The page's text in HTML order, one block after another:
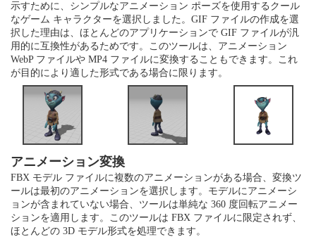
示すために、シンプルなアニメーション ポーズを使用するクール
なゲーム キャラクターを選択しました。GIF ファイルの作成を選
択した理由は、ほとんどのアプリケーションで GIF ファイルが汎
用的に互換性があるためです。このツールは、アニメーション
WebP ファイルや MP4 ファイルに変換することもできます。これ
が目的により適した形式である場合に限ります。
アニメーション変換
FBX モデル ファイルに複数のアニメーションがある場合、変換ツ
ールは最初のアニメーションを選択します。モデルにアニメーシ
ョンが含まれていない場合、ツールは単純な 360 度回転アニメー
ションを適用します。このツールは FBX ファイルに限定されず、
ほとんどの 3D モデル形式を処理できます。